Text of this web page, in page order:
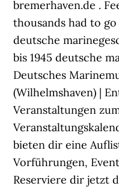
bremerhaven.de .
thousands had to
deutsche
bis 1945 deutsche
Deutsches
(Wilhelmshaven) |
Veranstaltungen
bieten dir eine
Vorführungen,
Reserviere dir jetzt